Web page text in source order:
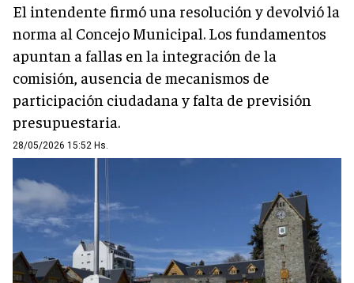
El intendente firmó una resolución y devolvió la
norma al Concejo Municipal. Los fundamentos
apuntan a fallas en la integración de la
comisión, ausencia de mecanismos de
participación ciudadana y falta de previsión
presupuestaria.
28/05/2026 15:52 Hs.